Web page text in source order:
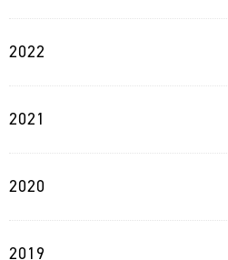
2022
2021
2020
2019